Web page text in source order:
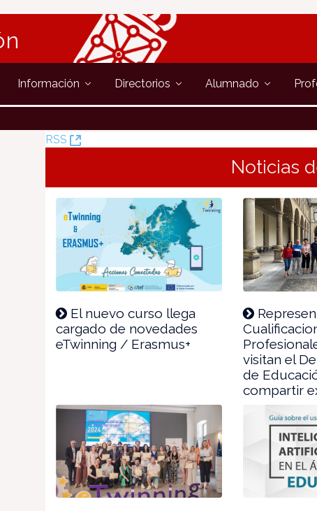
Información Directorios Alumnado
RSS
(Öffnet
Noticias
El nuevo curso llega
cargado de novedades
eTwinning / Erasmus+
visitan el
de
compartir